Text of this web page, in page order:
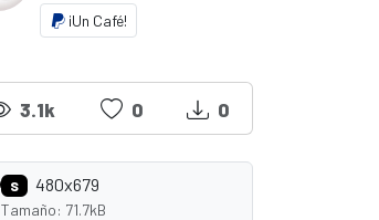
¡Un Café!
3.1k 0 0
S 480x679
Tamaño: 71.7kB